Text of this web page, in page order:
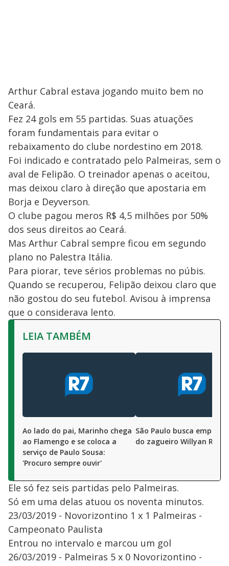
Arthur Cabral estava jogando muito bem no
Ceará.
Fez 24 gols em 55 partidas. Suas atuações
foram fundamentais para evitar o
rebaixamento do clube nordestino em 2018.
Foi indicado e contratado pelo Palmeiras, sem o
aval de Felipão. O treinador apenas o aceitou,
mas deixou claro à direção que apostaria em
Borja e Deyverson.
O clube pagou meros R$ 4,5 milhões por 50%
dos seus direitos ao Ceará.
Mas Arthur Cabral sempre ficou em segundo
plano no Palestra Itália.
Para piorar, teve sérios problemas no púbis.
Quando se recuperou, Felipão deixou claro que
não gostou do seu futebol. Avisou à imprensa
que o considerava lento.
LEIA TAMBÉM
Ao lado do pai, Marinho chega
ao Flamengo e se coloca a
serviço de Paulo Sousa:
'Procuro sempre ouvir'
São Paulo busca
do zagueiro Willyan
Ele só fez seis partidas pelo Palmeiras.
Só em uma delas atuou os noventa minutos.
23/03/2019 - Novorizontino 1 x 1 Palmeiras -
Campeonato Paulista
Entrou no intervalo e marcou um gol
26/03/2019 - Palmeiras 5 x 0 Novorizontino -